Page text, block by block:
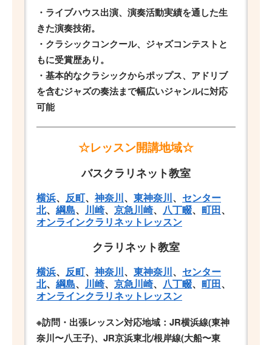
・ライブハウス出演、演奏活動実績を通した生
きた演奏技術。
・クラシックコンクール、ジャズコンテストと
もに受賞歴あり。
・基本的なクラシックからポップス、アドリブ
を含むジャズの奏法まで幅広いジャンルに対応
可能
☆レッスン開講地域☆
バスクラリネット教室
横浜、 反町、 神奈川、 東神奈川、 センター
北、 綱島、 川崎、 京急川崎、 八丁畷、 町田、
オンラインクラリネットレッスン
クラリネット教室
横浜、 反町、 神奈川、 東神奈川、 センター
北、 綱島、 川崎、 京急川崎、 八丁畷、 町田、
オンラインクラリネットレッスン
※訪問・出張レッスン対応地域：JR横浜線(東神
奈川〜八王子)、JR京浜東北/根岸線(大船〜東